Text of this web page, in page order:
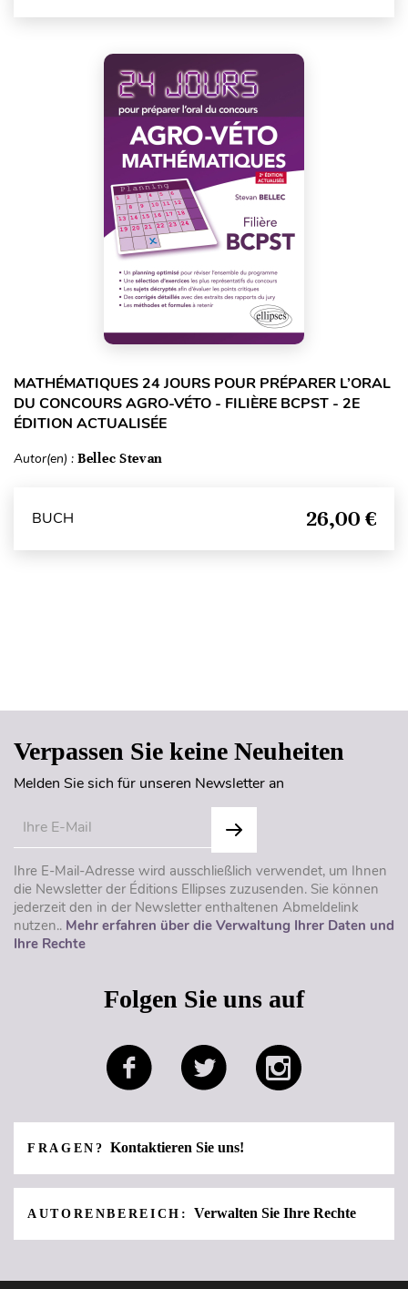
MATHÉMATIQUES 24 JOURS POUR PRÉPARER L’ORAL
DU CONCOURS AGRO-VÉTO - FILIÈRE BCPST - 2E
ÉDITION ACTUALISÉE
Autor(en) : Bellec Stevan
BUCH 26,00 €
Verpassen Sie keine Neuheiten
Melden Sie sich für unseren Newsletter an
Ihre E-Mail-Adresse wird ausschließlich verwendet, um Ihnen
die Newsletter der Éditions Ellipses zuzusenden. Sie können
jederzeit den in der Newsletter enthaltenen Abmeldelink
nutzen.. Mehr erfahren über die Verwaltung Ihrer Daten und
Ihre Rechte
Folgen Sie uns auf
FRAGEN? Kontaktieren Sie uns!
AUTORENBEREICH: Verwalten Sie Ihre Rechte